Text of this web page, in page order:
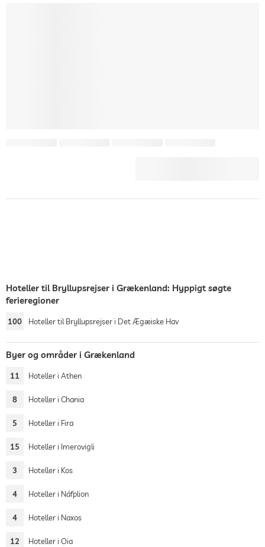
Hoteller til Bryllupsrejser i Grækenland: Hyppigt søgte
ferieregioner
100 Hoteller til Bryllupsrejser i Det Ægæiske Hav
Byer og områder i Grækenland
11 Hoteller i Athen
8 Hoteller i Chania
5 Hoteller i Fira
15 Hoteller i Imerovigli
3 Hoteller i Kos
4 Hoteller i Náfplion
4 Hoteller i Naxos
12 Hoteller i Oia